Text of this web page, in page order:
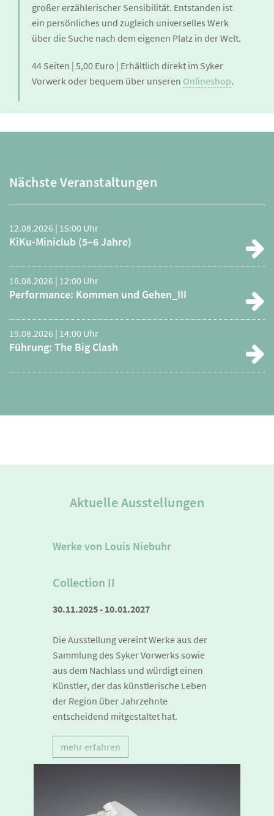
großer erzählerischer Sensibilität. Entstanden ist
ein persönliches und zugleich universelles Werk
über die Suche nach dem eigenen Platz in der Welt.
44 Seiten | 5,00 Euro | Erhältlich direkt im Syker
Vorwerk oder bequem über unseren Onlineshop.
Nächste Veranstaltungen
12.08.2026 | 15:00 Uhr
KiKu-Miniclub (5–6 Jahre)
16.08.2026 | 12:00 Uhr
Performance: Kommen und Gehen_III
19.08.2026 | 14:00 Uhr
Führung: The Big Clash
Aktuelle Ausstellungen
Werke von Louis Niebuhr
Collection II
30.11.2025 - 10.01.2027
Die Ausstellung vereint Werke aus der
Sammlung des Syker Vorwerks sowie
aus dem Nachlass und würdigt einen
Künstler, der das künstlerische Leben
der Region über Jahrzehnte
entscheidend mitgestaltet hat.
mehr erfahren